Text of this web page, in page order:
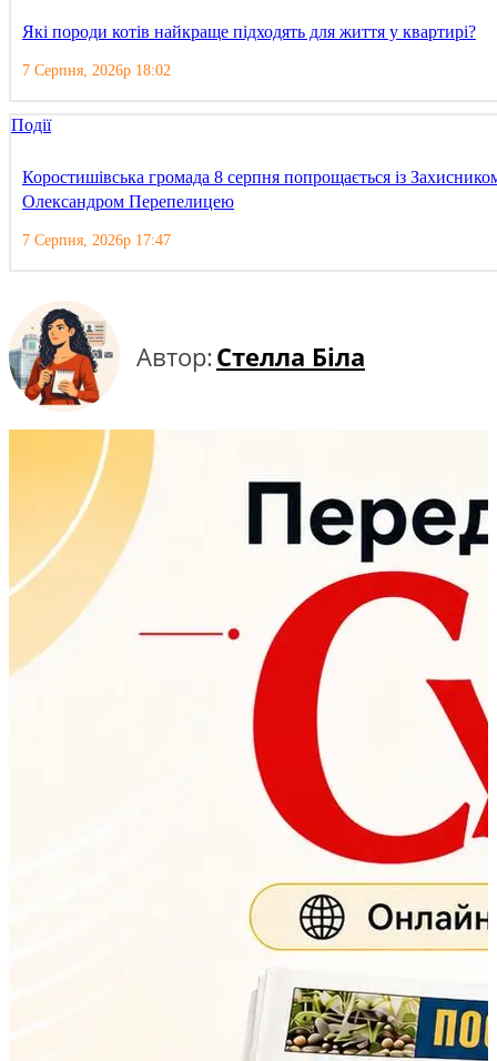
Які породи котів найкраще підходять для життя у квартирі?
7 Серпня, 2026р 18:02
Події
Коростишівська громада 8 серпня попрощається із
Олександром Перепелицею
7 Серпня, 2026р 17:47
Автор:Стелла Біла